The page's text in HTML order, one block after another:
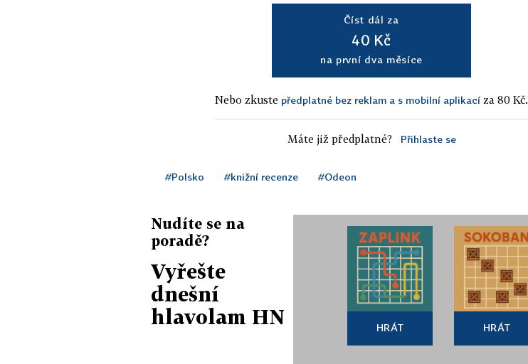
Číst dál za
40 Kč
na první dva měsíce
Nebo zkuste předplatné bez reklam a s mobilní aplikací za 80 Kč.
Máte již předplatné? Přihlaste se
#Polsko #knižní recenze #Odeon
Nudíte se na
poradě?
Vyřešte
dnešní
hlavolam HN
HRÁT HRÁT